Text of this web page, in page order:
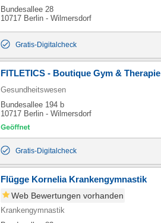
Bundesallee 28
10717 Berlin - Wilmersdorf
Gratis-Digitalcheck
FITLETICS - Boutique Gym & Therapie
Gesundheitswesen
Bundesallee 194 b
10717 Berlin - Wilmersdorf
Gratis-Digitalcheck
Flügge Kornelia Krankengymnastik
Web Bewertungen vorhanden
Krankengymnastik